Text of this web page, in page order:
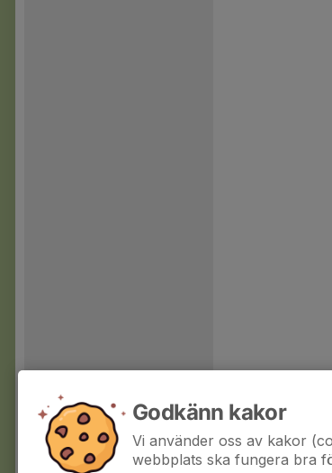
Godkänn kakor
Vi använder oss av kakor
webbplats ska fungera bra